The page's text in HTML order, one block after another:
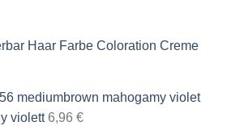
Haar Farbe Coloration Creme
mediumbrown mahogamy violet
violett 6,96 €